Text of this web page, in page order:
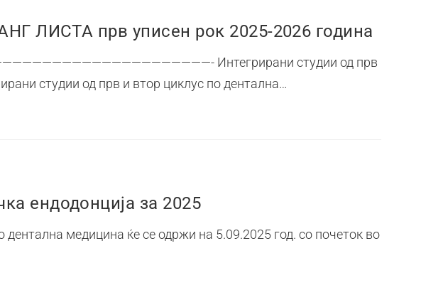
ЛИСТА прв уписен рок 2025-2026 година
Интегрирани студии од прв
студии од прв и втор циклус по дентална…
ендодонција за 2025
медицина ќе се одржи на 5.09.2025 год. со почеток во